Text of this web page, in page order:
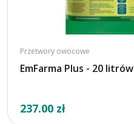
Przetwory owocowe
EmFarma Plus - 20 litrów
237.00 zł